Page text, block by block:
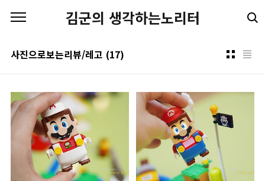
김군의 생각하는노리터
사진으로보는리뷰/레고 (17)